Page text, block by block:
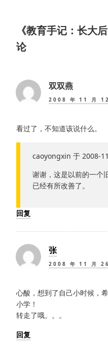
《教育手记：长大
论
双双燕
2008 年 11 月
看过了，不知道该说什么。
caoyongxin 于 2008-
谢谢，这是以前的一个
已经有所改善了。
回复
张
2008 年 11 月
心酸，想到了自己小时候，
小学！
转走了哦。。。
回复